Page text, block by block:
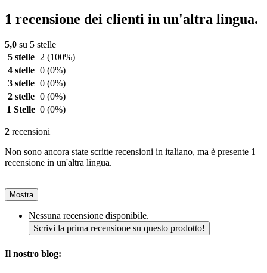
1 recensione dei clienti in un'altra lingua.
5,0 su 5 stelle
5 stelle
2 (100%)
4 stelle 0 (0%)
3 stelle 0 (0%)
2 stelle 0 (0%)
1 Stelle 0 (0%)
2 recensioni
Non sono ancora state scritte recensioni in italiano, ma è presente 1
recensione in un'altra lingua.
Mostra
Nessuna recensione disponibile.
Scrivi la prima recensione su questo prodotto!
Il nostro blog: